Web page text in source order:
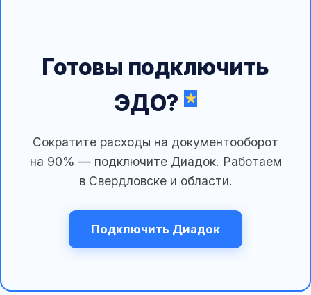
Готовы подключить
ЭДО?
Сократите расходы на документооборот
на 90% — подключите Диадок. Работаем
в Свердловске и области.
Подключить Диадок